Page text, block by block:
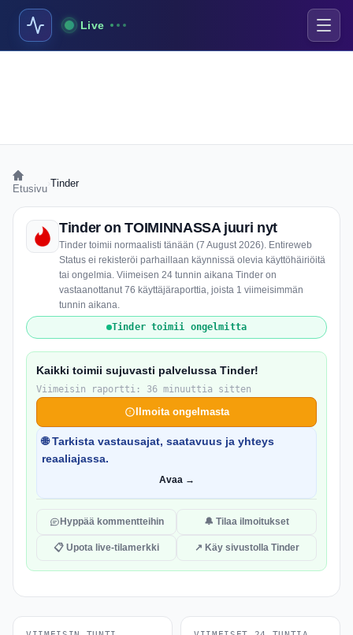
Live
Etusivu Tinder
Tinder on TOIMINNASSA juuri nyt
Tinder toimii normaalisti tänään (7 August 2026). Entireweb
Status ei rekisteröi parhaillaan käynnissä olevia käyttöhäiriöitä
tai ongelmia. Viimeisen 24 tunnin aikana Tinder on
vastaanottanut 76 käyttäjäraporttia, joista 1 viimeisimmän
tunnin aikana.
Tinder toimii ongelmitta
Kaikki toimii sujuvasti palvelussa Tinder!
Viimeisin raportti: 36 minuuttia sitten
Ilmoita ongelmasta
🌐 Tarkista vastausajat, saatavuus ja yhteys
reaaliajassa.
Avaa →
Hyppää kommentteihin 🔔 Tilaa ilmoitukset
📋 Upota live-tilamerkki ↗ Käy sivustolla Tinder